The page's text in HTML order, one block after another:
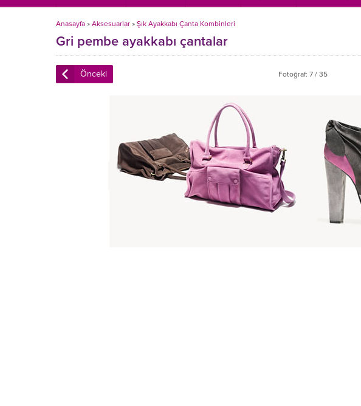
Anasayfa » Aksesuarlar » Şık Ayakkabı Çanta Kombinleri
Gri pembe ayakkabı çantalar
Önceki Fotoğraf: 7 / 35